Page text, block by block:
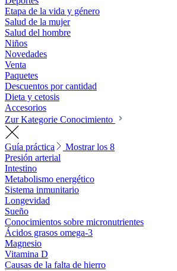
Etapa de la vida y género
Salud de la mujer
Salud del hombre
Niños
Novedades
Venta
Paquetes
Descuentos por cantidad
Dieta y cetosis
Accesorios
Zur Kategorie Conocimiento
Guía práctica
Mostrar los 8
Presión arterial
Intestino
Metabolismo energético
Sistema inmunitario
Longevidad
Sueño
Conocimientos sobre micronutrientes
Ácidos grasos omega-3
Magnesio
Vitamina D
Causas de la falta de hierro